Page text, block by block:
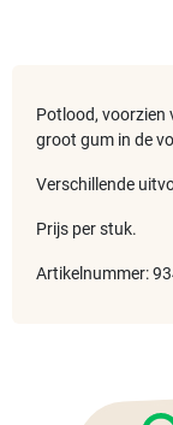
Potlood, voorzien
groot gum in de
Verschillende
Prijs per stuk.
Artikelnummer: